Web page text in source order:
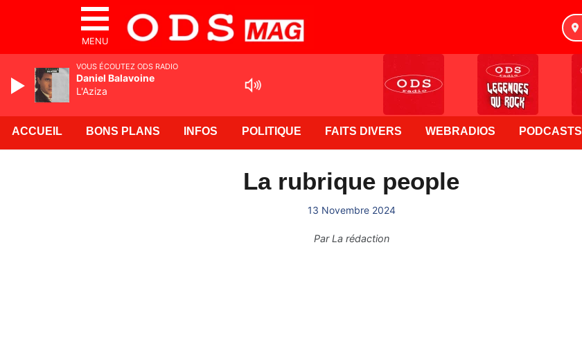
MENU
ACCUEIL BONS PLANS INFOS POLITIQUE FAITS DIVERS WEBRADIOS PODCASTS
La rubrique people
13 Novembre 2024
ParLa rédaction
VOUS ÉCOUTEZ ODS RADIO
Daniel Balavoine
L'Aziza